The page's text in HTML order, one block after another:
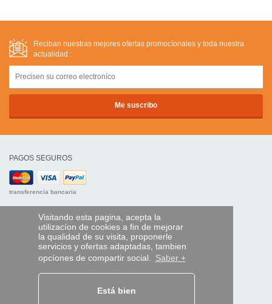
Visitando esta pagina, acepta la
utilizacíon de cookies a fin de mejorar
la qualidad de su visita, proponerle
servicios y ofertas adaptadas, tambien
opcíones de compartir social. Saber +
Está bien
Reciban nuestras mejores ofertas promocíonales y toda nuestra
actualidad :
PAGOS SEGUROS
transferencia bancaria
AYUDA Y SERVICIOS
Localice su envío
MANDO EXPRESS
¿Quiénes somos?